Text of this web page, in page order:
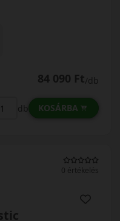
84 090 Ft/db
db KOSÁRBA
0 értékelés